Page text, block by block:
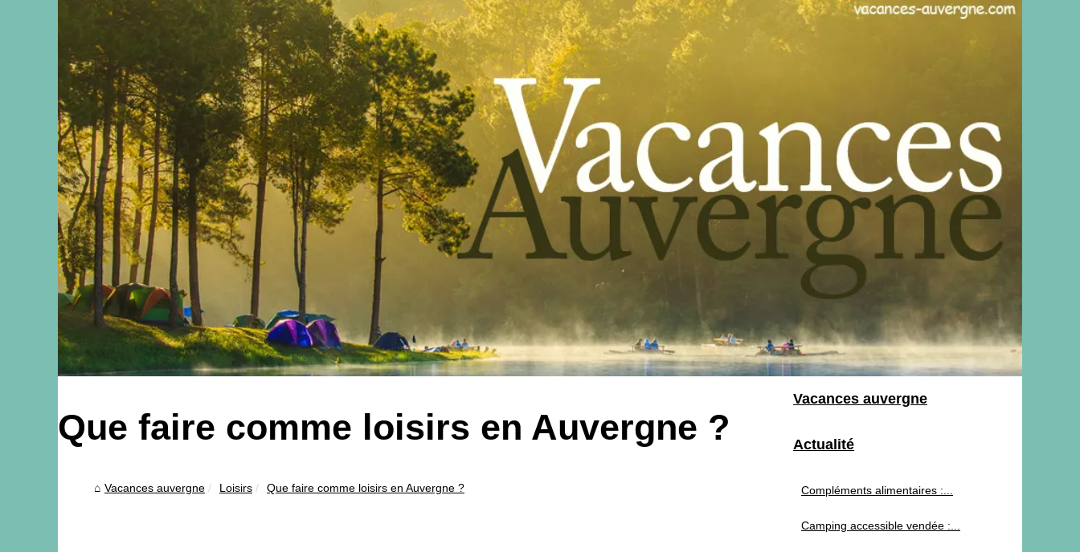
Que faire comme loisirs en Auvergne ?
Vacances auvergne Loisirs Que faire comme loisirs en Auvergne ?
Vacances auvergne
Actualité
Compléments alimentaires :...
Camping accessible vendée :...